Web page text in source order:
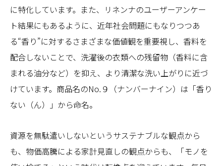
に特化しています。また、リネンナのユーザーアンケー
ト結果にもあるように、近年社会問題にもなりつつあ
る“香り”に対するさまざまな価値観を重要視し、香料を
配合しないことで、洗濯後の衣類への残留物（香料に含
まれる油分など）を抑え、より清潔な洗い上がりに近づ
けています。商品名のNo.９（ナンバーナイン）は「香り
ない（ん）」から命名。
資源を無駄遣いしないというサステナブルな観点から
も、物価高騰による家計見直しの観点からも、「モノを